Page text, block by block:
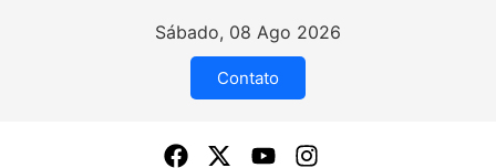
Sábado, 08 Ago 2026
Contato